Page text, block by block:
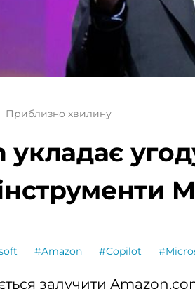
Приблизно хвилину
укладає
#Amazon #Copilot
залучити